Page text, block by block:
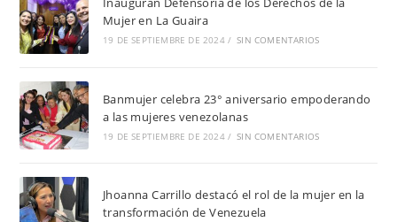
Mujer en La Guaira
19 DE SEPTIEMBRE DE 2024 / SIN COMENTARIOS
Banmujer celebra 23° aniversario empoderando
a las mujeres venezolanas
19 DE SEPTIEMBRE DE 2024 / SIN COMENTARIOS
Jhoanna Carrillo destacó el rol de la mujer en la
transformación de Venezuela